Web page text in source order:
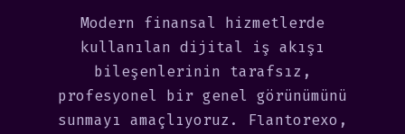
Modern finansal hizmetlerde
kullanılan dijital iş akışı
bileşenlerinin tarafsız,
profesyonel bir genel görünümünü
sunmayı amaçlıyoruz. Flantorexo,